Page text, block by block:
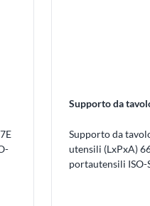
Supporto da
Supporto da
utensili (LxPxA)
portautensili ISO-